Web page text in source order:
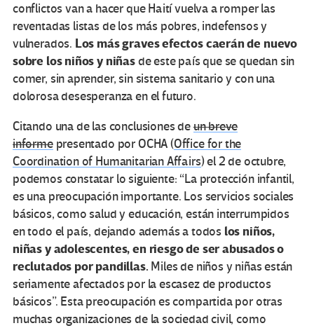
conflictos van a hacer que Haití vuelva a romper las
reventadas listas de los más pobres, indefensos y
vulnerados. Los más graves efectos caerán de nuevo
sobre los niños y niñasde este país que se quedan sin
comer, sin aprender, sin sistema sanitario y con una
dolorosa desesperanza en el futuro.
Citando una de las conclusiones deun breve
informepresentado por OCHA (Office for the
Coordination of Humanitarian Affairs) el 2 de octubre,
podemos constatar lo siguiente: “La protección infantil,
es una preocupación importante. Los servicios sociales
básicos, como salud y educación, están interrumpidos
en todo el país, dejando además a todos los niños,
niñas y adolescentes, en riesgo de ser abusados o
reclutados por pandillas. Miles de niños y niñas están
seriamente afectados por la escasez de productos
básicos”. Esta preocupación es compartida por otras
muchas organizaciones de la sociedad civil, como